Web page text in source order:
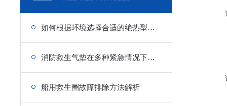
如何根据环境选择合适的绝热型浸水保温服？
消防救生气垫在多种紧急情况下的重要性
船用救生圈故障排除方法解析